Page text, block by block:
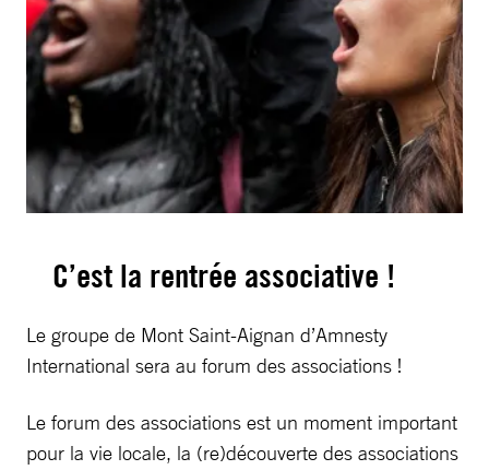
C’est la rentrée associative !
Le groupe de Mont Saint-Aignan d’Amnesty
International sera au forum des associations !
Le forum des associations est un moment important
pour la vie locale, la (re)découverte des associations